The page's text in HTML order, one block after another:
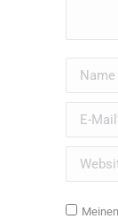
Name *
E-Mail *
Website